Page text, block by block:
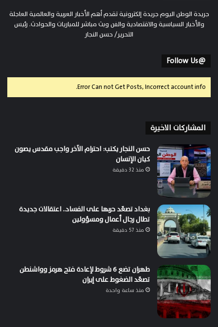
جريدة الوطن اليوم جريدة إلكترونية تقدم أهم الأخبار العربية والعالمية العاجلة
والأخبار السياسية والاقتصادية والفن وبث مباشر للمباريات والحوادث. رئيس
التحرير/ حسن النجار
@Follow Us
Error Can not Get Posts, Incorrect account info.
المشاركات الاخيرة
حسن النجار يكتب: احترام الآخر واجب مقدس يصون
كيان الإنسان
منذ 32 دقيقة
بغداد تصعّد حربها على الفساد.. اعتقالات جديدة
تطال رجال أعمال ومسؤولين
منذ 57 دقيقة
طهران تضع 6 شروط لإعادة فتح هرمز وواشنطن
تصعّد الضغوط على إيران
منذ ساعة واحدة